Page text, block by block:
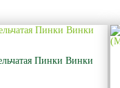
Пинки Винки